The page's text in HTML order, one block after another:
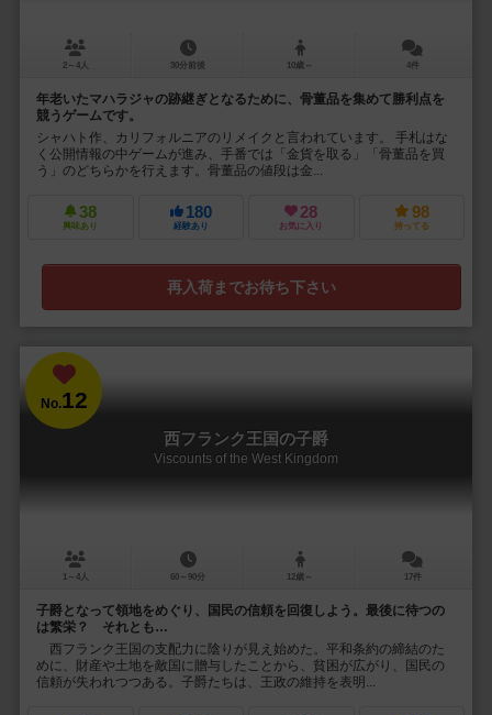
2～4人 30分前後 10歳～ 4件
年老いたマハラジャの跡継ぎとなるために、骨董品を集めて勝利点を
競うゲームです。
シャハト作、カリフォルニアのリメイクと言われています。 手札はな
く公開情報の中ゲームが進み、手番では「金貨を取る」「骨董品を買
う」のどちらかを行えます。骨董品の値段は金...
38
興味あり
180
経験あり
28
お気に入り
98
持ってる
再入荷までお待ち下さい
No.12
西フランク王国の子爵
Viscounts of the West Kingdom
1～4人 60～90分 12歳～ 17件
子爵となって領地をめぐり、国民の信頼を回復しよう。最後に待つの
は繁栄？ それとも…
西フランク王国の支配力に陰りが見え始めた。平和条約の締結のた
めに、財産や土地を敵国に贈与したことから、貧困が広がり、国民の
信頼が失われつつある。子爵たちは、王政の維持を表明...